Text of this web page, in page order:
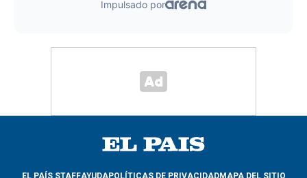
EL PAÍS STAFFAYUDAPOLÍTICAS DE PRIVACIDADMAPA DEL SITIO